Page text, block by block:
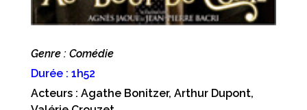
Genre : Comédie
Durée : 1h52
Acteurs : Agathe Bonitzer, Arthur Dupont,